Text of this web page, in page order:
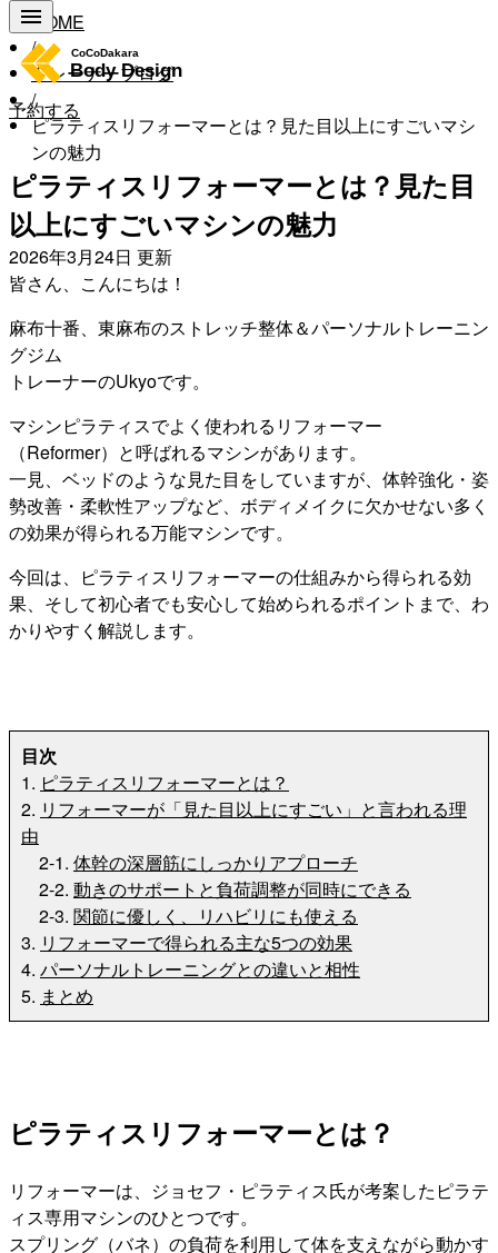
予約する
HOME
/
トレーナーブログ
/
ピラティスリフォーマーとは？見た目以上にすごいマシ
ンの魅力
ピラティスリフォーマーとは？見た目
以上にすごいマシンの魅力
2026年3月24日 更新
皆さん、こんにちは！
麻布十番、東麻布のストレッチ整体＆パーソナルトレーニン
グジム
トレーナーのUkyoです。
マシンピラティスでよく使われるリフォーマー
（Reformer）と呼ばれるマシンがあります。
一見、ベッドのような見た目をしていますが、体幹強化・姿
勢改善・柔軟性アップなど、ボディメイクに欠かせない多く
の効果が得られる万能マシンです。
今回は、ピラティスリフォーマーの仕組みから得られる効
果、そして初心者でも安心して始められるポイントまで、わ
かりやすく解説します。
目次
1. ピラティスリフォーマーとは？
2. リフォーマーが「見た目以上にすごい」と言われる理
由
2-1. 体幹の深層筋にしっかりアプローチ
2-2. 動きのサポートと負荷調整が同時にできる
2-3. 関節に優しく、リハビリにも使える
3. リフォーマーで得られる主な5つの効果
4. パーソナルトレーニングとの違いと相性
5. まとめ
ピラティスリフォーマーとは？
リフォーマーは、ジョセフ・ピラティス氏が考案したピラテ
ィス専用マシンのひとつです。
スプリング（バネ）の負荷を利用して体を支えながら動かす